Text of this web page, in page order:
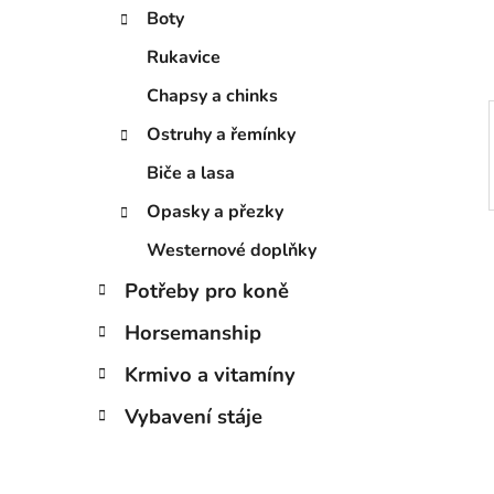
Boty
Rukavice
Chapsy a chinks
Ostruhy a řemínky
Biče a lasa
Opasky a přezky
Westernové doplňky
Potřeby pro koně
Horsemanship
Krmivo a vitamíny
Vybavení stáje